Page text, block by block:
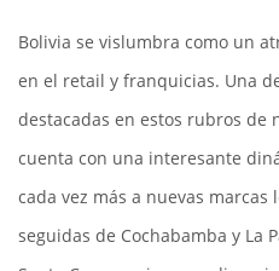
Bolivia se vislumbra como un
en el retail y franquicias. Una
destacadas en estos rubros de
cuenta con una interesante
cada vez más a nuevas
seguidas de Cochabamba y La